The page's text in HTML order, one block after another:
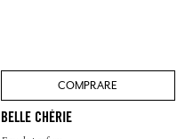
COMPRARE
BELLE CHÉRIE